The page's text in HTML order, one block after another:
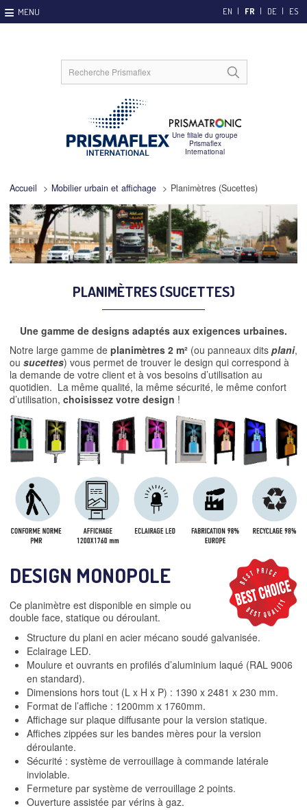
EN FR DE ES
Accueil > Mobilier urbain et affichage > Planimètres (Sucettes)
PLANIMÈTRES (SUCETTES)
Une gamme de designs adaptés aux exigences urbaines.
Notre large gamme de planimètres 2 m² (ou panneaux dits plani,
ou sucettes) vous permet de trouver le design qui correspond à
la demande de votre client et à vos besoins d’utilisation au
quotidien. La même qualité, la même sécurité, le même confort
d’utilisation, choisissez votre design !
DESIGN MONOPOLE
Ce planimètre est disponible en simple ou
double face, statique ou déroulant.
Structure du plani en acier mécano soudé galvanisée.
Eclairage LED.
Moulure et ouvrants en profilés d’aluminium laqué (RAL 9006
en standard).
Dimensions hors tout (L x H x P) : 1390 x 2481 x 230 mm.
Format de l’affiche : 1200mm x 1760mm.
Affichage sur plaque diffusante pour la version statique.
Affiches zippées sur les bandes mères pour la version
déroulante.
Sécurité : système de verrouillage à commande latérale
inviolable.
Fermeture par système de verrouillage 2 points.
Ouverture assistée par vérins à gaz.